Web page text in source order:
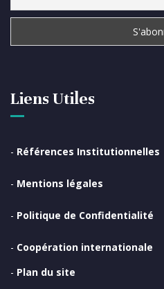
Liens Utiles
- Références Institutionnelles
- Mentions légales
- Politique de Confidentialité
- Coopération internationale
- Plan du site